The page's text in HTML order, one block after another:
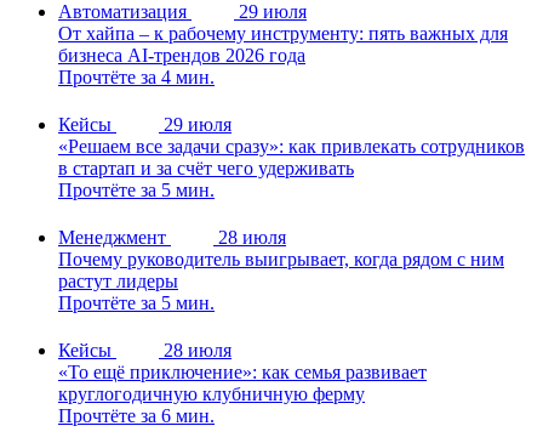
Автоматизация
29 июля
От хайпа – к рабочему инструменту: пять важных для
бизнеса AI-трендов 2026 года
Прочтёте за 4 мин.
Кейсы
29 июля
«Решаем все задачи сразу»: как привлекать сотрудников
в стартап и за счёт чего удерживать
Прочтёте за 5 мин.
Менеджмент
28 июля
Почему руководитель выигрывает, когда рядом с ним
растут лидеры
Прочтёте за 5 мин.
Кейсы
28 июля
«То ещё приключение»: как семья развивает
круглогодичную клубничную ферму
Прочтёте за 6 мин.